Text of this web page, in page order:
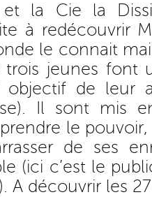
et la Cie la
à redécouvrir
le connait
trois jeunes font
objectif de leur
Il sont mis
le
de ses
(ici c’est le
A découvrir les